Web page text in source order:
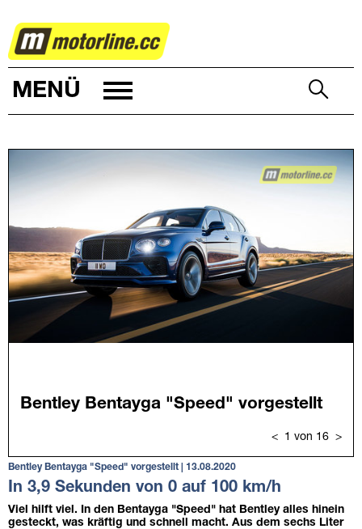
AUTOWELT
MENÜ
Bentley Bentayga "Speed" vorgestellt | 13.08.2020
In 3,9 Sekunden von 0 auf 100 km/h
Viel hilft viel. In den Bentayga "Speed" hat Bentley alles hinein
gesteckt, was kräftig und schnell macht. Aus dem sechs Liter